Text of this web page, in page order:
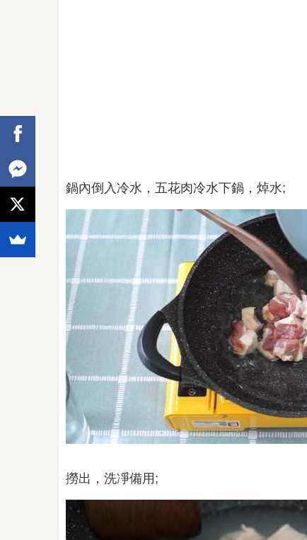
鍋內倒入冷水，五花肉冷水下鍋，焯水;
撈出，洗凈備用;